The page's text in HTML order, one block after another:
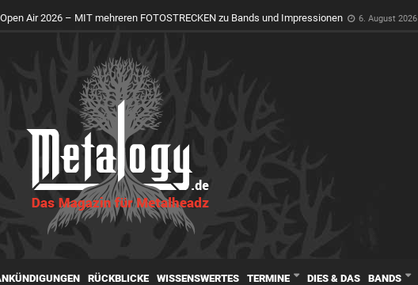
Air 2026 – MIT mehreren FOTOSTRECKEN zu Bands und Impressionen 6. August 2026
RÜCKBLICKE WISSENSWERTES TERMINE DIES & DAS BANDS